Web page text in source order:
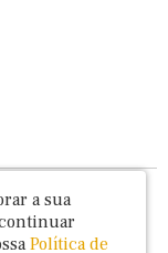
0001-86
- CEP 03016-030
a sua
Política de